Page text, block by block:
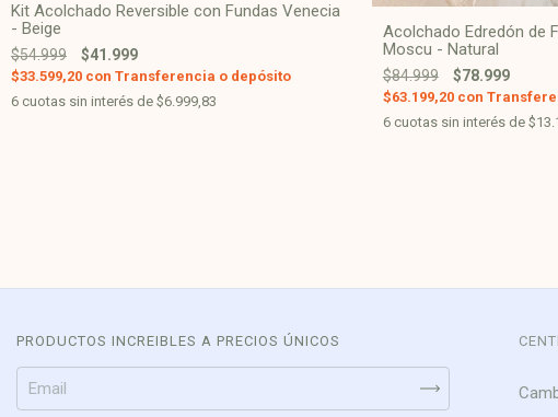
Kit Acolchado Reversible con Fundas Venecia
- Beige
$54.999 $41.999
$33.599,20 con Transferencia o depósito
6 cuotas sin interés de $6.999,83
Acolchado Edredón de
Moscu - Natural
$84.999 $78.999
$63.199,20 con
6 cuotas sin interés de
PRODUCTOS INCREIBLES A PRECIOS ÚNICOS